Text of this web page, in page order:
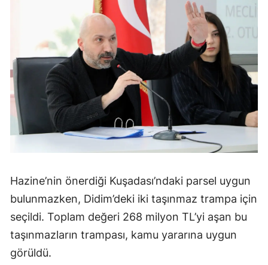
Hazine’nin önerdiği Kuşadası’ndaki parsel uygun
bulunmazken, Didim’deki iki taşınmaz trampa için
seçildi. Toplam değeri 268 milyon TL’yi aşan bu
taşınmazların trampası, kamu yararına uygun
görüldü.